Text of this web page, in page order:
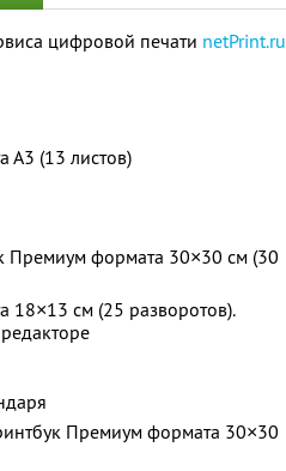
цифровой печати netPrint.ru
А3 (13 листов)
Премиум формата 30×30 см (30
18×13 см (25 разворотов).
Премиум формата 30×30